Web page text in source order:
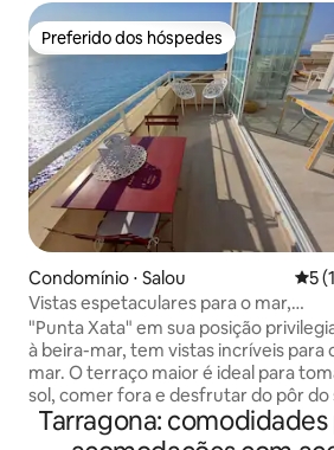
Preferido dos hóspedes
Preferido dos hóspedes
Condomínio ⋅ Salou 5 de
5
Vistas espetaculares para o mar,
terraços, piscina
"Punta Xata" em sua posição
à beira-mar, tem vistas incríveis para
mar. O terraço maior é ideal para
sol, comer fora e desfrutar do pôr do
O menor é perfeito para o café da
manhã e para assistir ao nascer do sol.
Tarragona: